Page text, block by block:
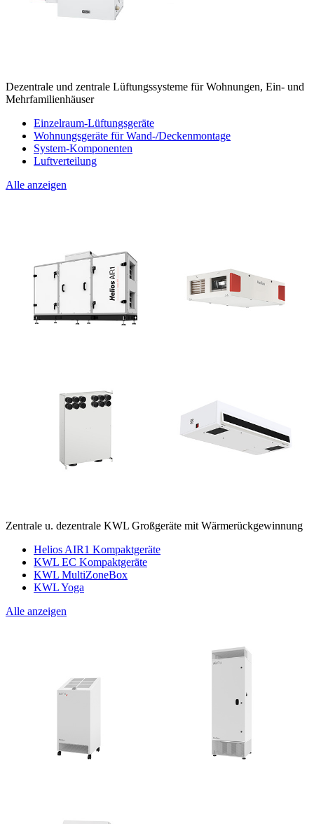
Dezentrale und zentrale Lüftungssysteme für Wohnungen, Ein- und
Mehrfamilienhäuser
Einzelraum-Lüftungsgeräte
Wohnungsgeräte für Wand-/Deckenmontage
System-Komponenten
Luftverteilung
Alle anzeigen
Zentrale u. dezentrale KWL Großgeräte mit Wärmerückgewinnung
Helios AIR1 Kompaktgeräte
KWL EC Kompaktgeräte
KWL MultiZoneBox
KWL Yoga
Alle anzeigen